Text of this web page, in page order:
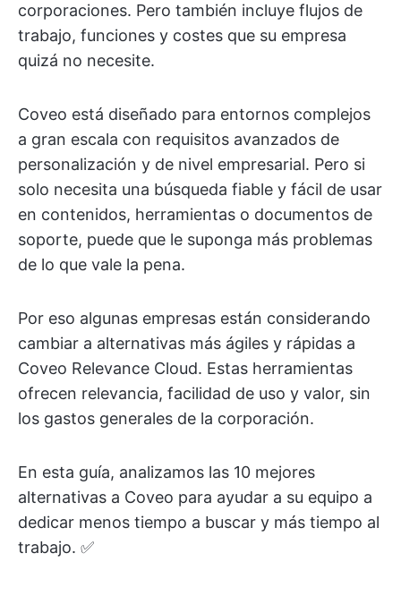
corporaciones. Pero también incluye flujos de
trabajo, funciones y costes que su empresa
quizá no necesite.
Coveo está diseñado para entornos complejos
a gran escala con requisitos avanzados de
personalización y de nivel empresarial. Pero si
solo necesita una búsqueda fiable y fácil de usar
en contenidos, herramientas o documentos de
soporte, puede que le suponga más problemas
de lo que vale la pena.
Por eso algunas empresas están considerando
cambiar a alternativas más ágiles y rápidas a
Coveo Relevance Cloud. Estas herramientas
ofrecen relevancia, facilidad de uso y valor, sin
los gastos generales de la corporación.
En esta guía, analizamos las 10 mejores
alternativas a Coveo para ayudar a su equipo a
dedicar menos tiempo a buscar y más tiempo al
trabajo. ✅